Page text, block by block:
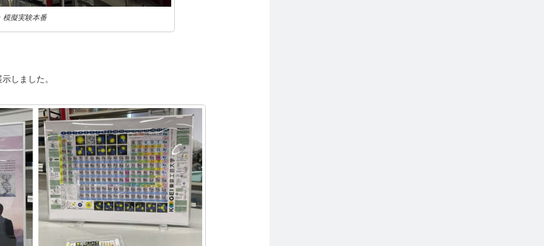
擬実験本番
しました。